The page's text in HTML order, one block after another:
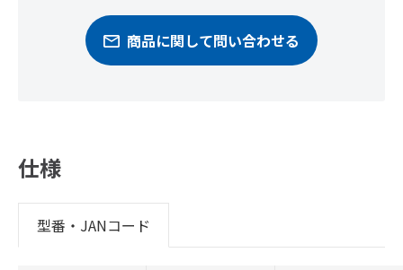
商品に関して問い合わせる
仕様
型番・JANコード